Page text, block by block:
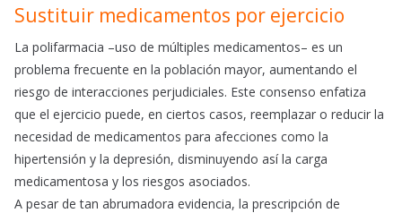
Sustituir medicamentos por ejercicio
La polifarmacia –uso de múltiples medicamentos– es un
problema frecuente en la población mayor, aumentando el
riesgo de interacciones perjudiciales. Este consenso enfatiza
que el ejercicio puede, en ciertos casos, reemplazar o reducir la
necesidad de medicamentos para afecciones como la
hipertensión y la depresión, disminuyendo así la carga
medicamentosa y los riesgos asociados.
A pesar de tan abrumadora evidencia, la prescripción de